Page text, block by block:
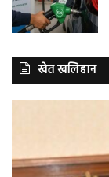
खेत खलिहान